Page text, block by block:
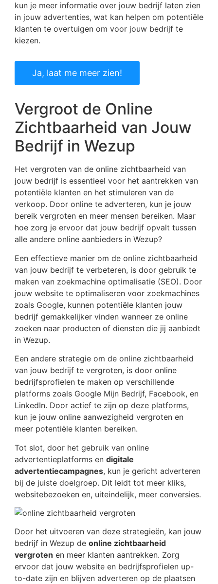
kun je meer informatie over jouw bedrijf laten zien
in jouw advertenties, wat kan helpen om potentiële
klanten te overtuigen om voor jouw bedrijf te
kiezen.
Ja, laat me meer zien!
Vergroot de Online
Zichtbaarheid van Jouw
Bedrijf in Wezup
Het vergroten van de online zichtbaarheid van
jouw bedrijf is essentieel voor het aantrekken van
potentiële klanten en het stimuleren van de
verkoop. Door online te adverteren, kun je jouw
bereik vergroten en meer mensen bereiken. Maar
hoe zorg je ervoor dat jouw bedrijf opvalt tussen
alle andere online aanbieders in Wezup?
Een effectieve manier om de online zichtbaarheid
van jouw bedrijf te verbeteren, is door gebruik te
maken van zoekmachine optimalisatie (SEO). Door
jouw website te optimaliseren voor zoekmachines
zoals Google, kunnen potentiële klanten jouw
bedrijf gemakkelijker vinden wanneer ze online
zoeken naar producten of diensten die jij aanbiedt
in Wezup.
Een andere strategie om de online zichtbaarheid
van jouw bedrijf te vergroten, is door online
bedrijfsprofielen te maken op verschillende
platforms zoals Google Mijn Bedrijf, Facebook, en
LinkedIn. Door actief te zijn op deze platforms,
kun je jouw online aanwezigheid vergroten en
meer potentiële klanten bereiken.
Tot slot, door het gebruik van online
advertentieplatforms en digitale
advertentiecampagnes, kun je gericht adverteren
bij de juiste doelgroep. Dit leidt tot meer kliks,
websitebezoeken en, uiteindelijk, meer conversies.
Door het uitvoeren van deze strategieën, kan jouw
bedrijf in Wezup de online zichtbaarheid
vergroten en meer klanten aantrekken. Zorg
ervoor dat jouw website en bedrijfsprofielen up-
to-date zijn en blijven adverteren op de plaatsen